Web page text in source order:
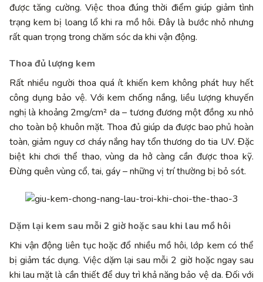
được tăng cường. Việc thoa đúng thời điểm giúp giảm tình
trạng kem bị loang lổ khi ra mồ hôi. Đây là bước nhỏ nhưng
rất quan trọng trong chăm sóc da khi vận động.
Thoa đủ lượng kem
Rất nhiều người thoa quá ít khiến kem không phát huy hết
công dụng bảo vệ. Với kem chống nắng, liều lượng khuyến
nghị là khoảng 2mg/cm² da – tương đương một đồng xu nhỏ
cho toàn bộ khuôn mặt. Thoa đủ giúp da được bao phủ hoàn
toàn, giảm nguy cơ cháy nắng hay tổn thương do tia UV. Đặc
biệt khi chơi thể thao, vùng da hở càng cần được thoa kỹ.
Đừng quên vùng cổ, tai, gáy – những vị trí thường bị bỏ sót.
Dặm lại kem sau mỗi 2 giờ hoặc sau khi lau mồ hôi
Khi vận động liên tục hoặc đổ nhiều mồ hôi, lớp kem có thể
bị giảm tác dụng. Việc dặm lại sau mỗi 2 giờ hoặc ngay sau
khi lau mặt là cần thiết để duy trì khả năng bảo vệ da. Đối với